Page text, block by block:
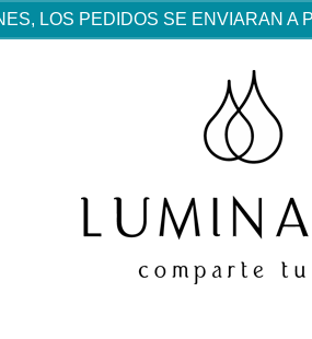
LOS PEDIDOS SE ENVIARAN A
avec une analyse de son